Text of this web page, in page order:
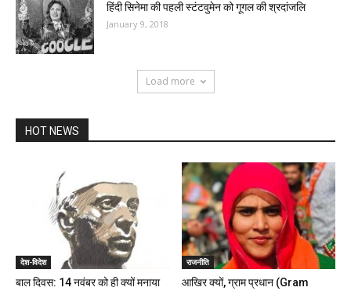
हिंदी सिनेमा की पहली स्टंटवुमेन को गूगल की श्रदांजलि
January 9, 2018
Load more
HOT NEWS
देश-विदेश
बाल दिवस: 14 नवंबर को ही क्यों मनाया
राजनीति
आखिर क्यों, ग्राम प्रधान (Gram